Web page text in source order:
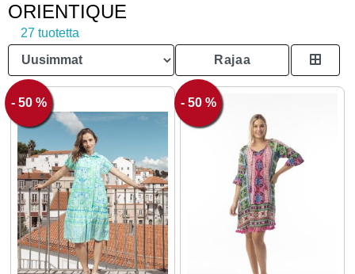
ORIENTIQUE
27 tuotetta
Rajaa
- 50 % - 50 %